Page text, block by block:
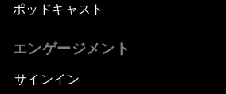
ポッドキャスト
エンゲージメント
サインイン